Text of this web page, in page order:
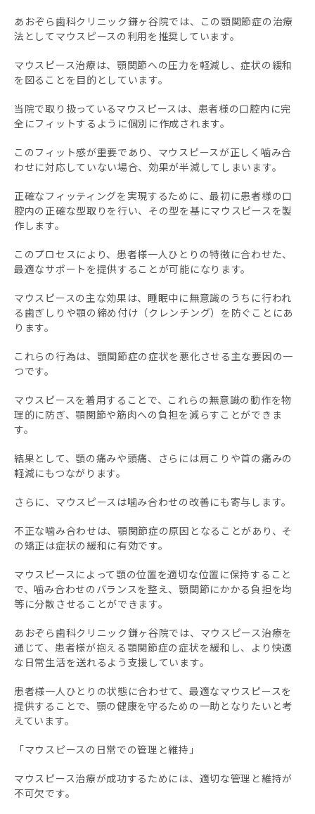
あおぞら歯科クリニック鎌ヶ谷院では、この顎関節症の治療
法としてマウスピースの利用を推奨しています。
マウスピース治療は、顎関節への圧力を軽減し、症状の緩和
を図ることを目的としています。
当院で取り扱っているマウスピースは、患者様の口腔内に完
全にフィットするように個別に作成されます。
このフィット感が重要であり、マウスピースが正しく噛み合
わせに対応していない場合、効果が半減してしまいます。
正確なフィッティングを実現するために、最初に患者様の口
腔内の正確な型取りを行い、その型を基にマウスピースを製
作します。
このプロセスにより、患者様一人ひとりの特徴に合わせた、
最適なサポートを提供することが可能になります。
マウスピースの主な効果は、睡眠中に無意識のうちに行われ
る歯ぎしりや顎の締め付け（クレンチング）を防ぐことにあ
ります。
これらの行為は、顎関節症の症状を悪化させる主な要因の一
つです。
マウスピースを着用することで、これらの無意識の動作を物
理的に防ぎ、顎関節や筋肉への負担を減らすことができま
す。
結果として、顎の痛みや頭痛、さらには肩こりや首の痛みの
軽減にもつながります。
さらに、マウスピースは噛み合わせの改善にも寄与します。
不正な噛み合わせは、顎関節症の原因となることがあり、そ
の矯正は症状の緩和に有効です。
マウスピースによって顎の位置を適切な位置に保持すること
で、噛み合わせのバランスを整え、顎関節にかかる負担を均
等に分散させることができます。
あおぞら歯科クリニック鎌ヶ谷院では、マウスピース治療を
通じて、患者様が抱える顎関節症の症状を緩和し、より快適
な日常生活を送れるよう支援しています。
患者様一人ひとりの状態に合わせて、最適なマウスピースを
提供することで、顎の健康を守るための一助となりたいと考
えています。
「マウスピースの日常での管理と維持」
マウスピース治療が成功するためには、適切な管理と維持が
不可欠です。